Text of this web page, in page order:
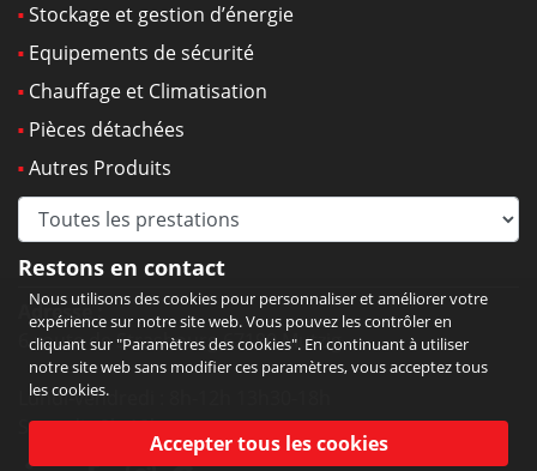
Stockage et gestion d’énergie
Equipements de sécurité
Chauffage et Climatisation
Pièces détachées
Autres Produits
Restons en contact
Adresse :
6 route de Strasbourg 67190 Mutzig
Lundi-vendredi : 8h-12h 13h30-18h
Samedi : 9h-12h
Nous utilisons des cookies pour personnaliser et améliorer votre
expérience sur notre site web. Vous pouvez les contrôler en
cliquant sur "Paramètres des cookies". En continuant à utiliser
notre site web sans modifier ces paramètres, vous acceptez tous
les cookies.